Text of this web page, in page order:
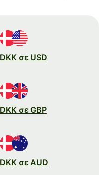
DKK σε USD
DKK σε GBP
DKK σε AUD